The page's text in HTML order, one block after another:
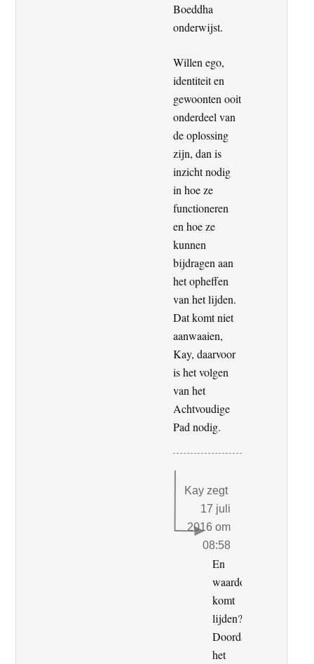
Boeddha
onderwijst.
Willen ego,
identiteit en
gewoonten ooit
onderdeel van
de oplossing
zijn, dan is
inzicht nodig
in hoe ze
functioneren
en hoe ze
kunnen
bijdragen aan
het opheffen
van het lijden.
Dat komt niet
aanwaaien,
Kay, daarvoor
is het volgen
van het
Achtvoudige
Pad nodig.
Kay zegt
17 juli
2016 om
08:58
En
waardoor
komt
lijden?
Doordat
het